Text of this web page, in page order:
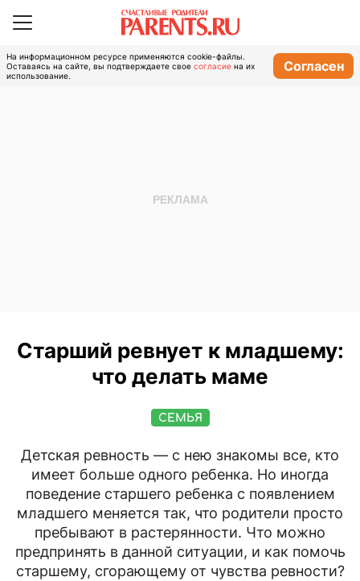
На информационном ресурсе применяются cookie-файлы.
Оставаясь на сайте, вы подтверждаете свое согласие на их
использование.
Согласен
Старший ревнует к младшему:
что делать маме
СЕМЬЯ
Детская ревность — с нею знакомы все, кто
имеет больше одного ребенка. Но иногда
поведение старшего ребенка с появлением
младшего меняется так, что родители просто
пребывают в растерянности. Что можно
предпринять в данной ситуации, и как помочь
старшему, сгорающему от чувства ревности?